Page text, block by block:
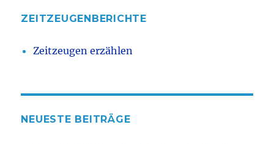
ZEITZEUGENBERICHTE
Zeitzeugen erzählen
NEUESTE BEITRÄGE